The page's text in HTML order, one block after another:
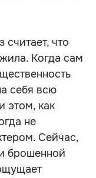
что
Когда сам
себя всю
этом, как
не
Сейчас,
брошенной